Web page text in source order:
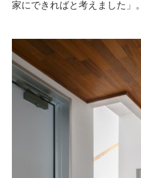
家にできればと考えました」。